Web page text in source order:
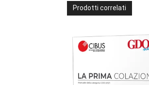
Prodotti correlati